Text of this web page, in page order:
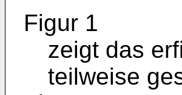
Figur 1
zeigt das
teilweise